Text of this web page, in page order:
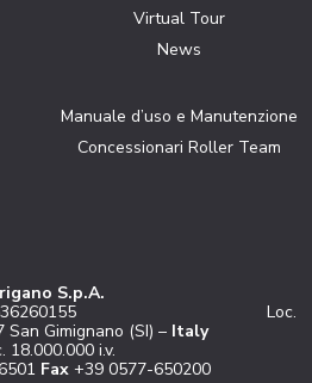
Virtual Tour
News
Manuale d’uso e Manutenzione
Concessionari Roller Team
S.p.A.
C.F. 12636260155 Loc.
San Gimignano (SI) – Italy
Soc. 18.000.000 i.v.
Fax+39 0577-650200